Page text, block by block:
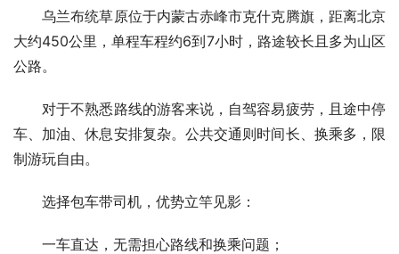
乌兰布统草原位于内蒙古赤峰市克什克腾旗，距离北京
大约450公里，单程车程约6到7小时，路途较长且多为山区
公路。
对于不熟悉路线的游客来说，自驾容易疲劳，且途中停
车、加油、休息安排复杂。公共交通则时间长、换乘多，限
制游玩自由。
选择包车带司机，优势立竿见影：
一车直达，无需担心路线和换乘问题；